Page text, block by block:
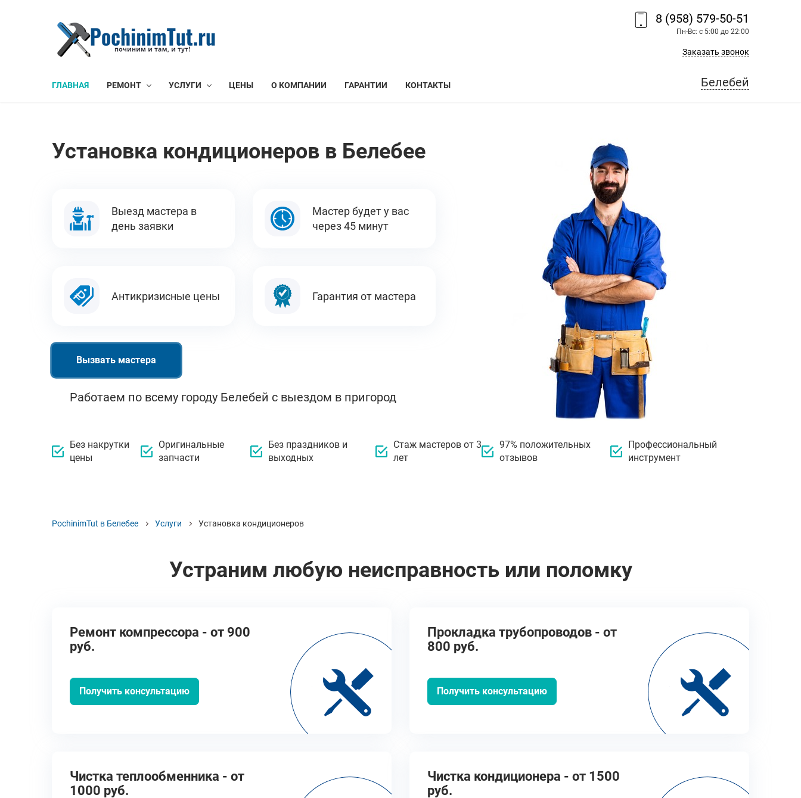
8 (958) 579-50-51
Пн-Вс: с 5:00 до 22:00
Заказать звонок
ГЛАВНАЯ РЕМОНТ УСЛУГИ ЦЕНЫ О КОМПАНИИ ГАРАНТИИ КОНТАКТЫ Белебей
Установка кондиционеров в Белебее
Выезд мастера в
день заявки
Мастер будет у вас
через 45 минут
Антикризисные цены Гарантия от мастера
Вызвать мастера
Работаем по всему городу Белебей с выездом в пригород
Без накрутки
цены
Оригинальные
запчасти
Без праздников и
выходных
Стаж мастеров от 3
лет
97% положительных
отзывов
Профессиональный
инструмент
PochinimTut в Белебее Услуги Установка кондиционеров
Устраним любую неисправность или поломку
Ремонт компрессора - от 900
руб.
Получить консультацию
Прокладка трубопроводов - от
800 руб.
Получить консультацию
Чистка теплообменника - от
1000 руб.
Чистка кондиционера - от 1500
руб.